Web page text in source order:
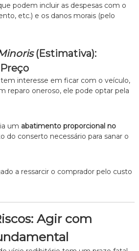
podem incluir as despesas com o
etc.) e os danos morais (pelo
(Estimativa):
interesse em ficar com o veículo,
reparo oneroso, ele pode optar pela
um abatimento proporcional no
do conserto necessário para sanar o
a ressarcir o comprador pelo custo
Agir com